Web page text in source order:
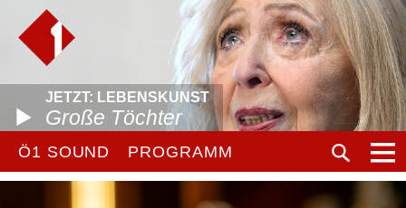
JETZT: LEBENSKUNST
Große Töchter
Ö1 SOUND PROGRAMM